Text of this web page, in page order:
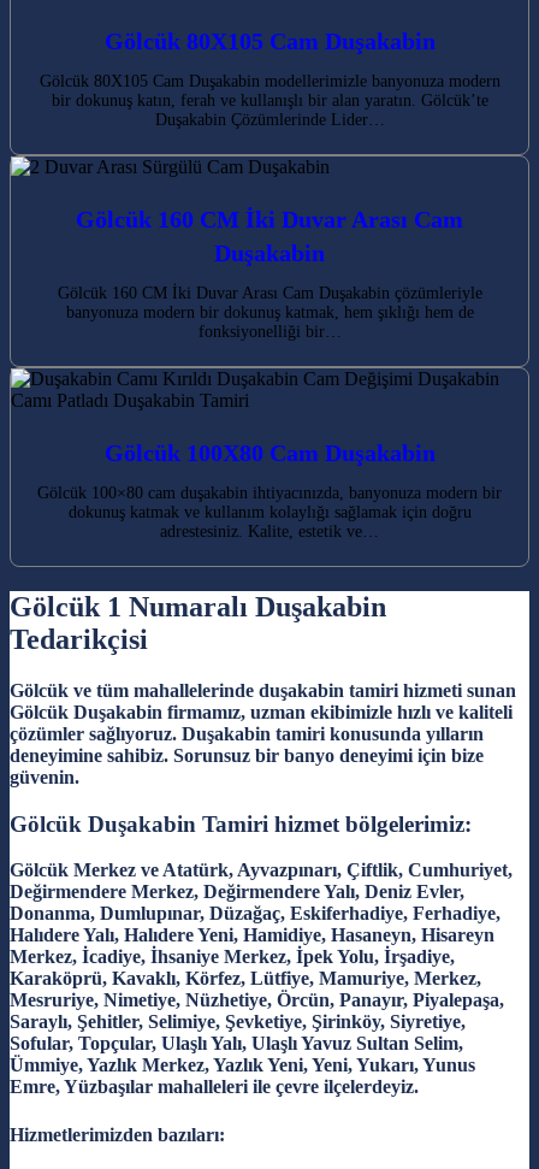
Gölcük 80X105 Cam Duşakabin
Gölcük 80X105 Cam Duşakabin modellerimizle banyonuza modern
bir dokunuş katın, ferah ve kullanışlı bir alan yaratın. Gölcük’te
Duşakabin Çözümlerinde Lider…
Gölcük 160 CM İki Duvar Arası Cam
Duşakabin
Gölcük 160 CM İki Duvar Arası Cam Duşakabin çözümleriyle
banyonuza modern bir dokunuş katmak, hem şıklığı hem de
fonksiyonelliği bir…
Gölcük 100X80 Cam Duşakabin
Gölcük 100×80 cam duşakabin ihtiyacınızda, banyonuza modern bir
dokunuş katmak ve kullanım kolaylığı sağlamak için doğru
adrestesiniz. Kalite, estetik ve…
Gölcük 1 Numaralı Duşakabin
Tedarikçisi
Gölcük ve tüm mahallelerinde duşakabin tamiri hizmeti sunan
Gölcük Duşakabin firmamız, uzman ekibimizle hızlı ve kaliteli
çözümler sağlıyoruz. Duşakabin tamiri konusunda yılların
deneyimine sahibiz. Sorunsuz bir banyo deneyimi için bize
güvenin.
Gölcük Duşakabin Tamiri hizmet bölgelerimiz:
Gölcük Merkez ve Atatürk, Ayvazpınarı, Çiftlik, Cumhuriyet,
Değirmendere Merkez, Değirmendere Yalı, Deniz Evler,
Donanma, Dumlupınar, Düzağaç, Eskiferhadiye, Ferhadiye,
Halıdere Yalı, Halıdere Yeni, Hamidiye, Hasaneyn, Hisareyn
Merkez, İcadiye, İhsaniye Merkez, İpek Yolu, İrşadiye,
Karaköprü, Kavaklı, Körfez, Lütfiye, Mamuriye, Merkez,
Mesruriye, Nimetiye, Nüzhetiye, Örcün, Panayır, Piyalepaşa,
Saraylı, Şehitler, Selimiye, Şevketiye, Şirinköy, Siyretiye,
Sofular, Topçular, Ulaşlı Yalı, Ulaşlı Yavuz Sultan Selim,
Ümmiye, Yazlık Merkez, Yazlık Yeni, Yeni, Yukarı, Yunus
Emre, Yüzbaşılar mahalleleri ile çevre ilçelerdeyiz.
Hizmetlerimizden bazıları: